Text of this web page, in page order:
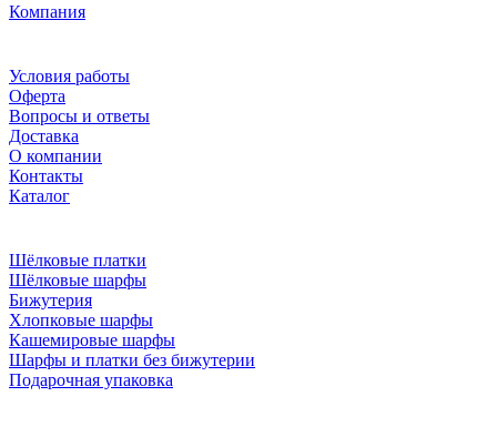
Компания
Условия работы
Оферта
Вопросы и ответы
Доставка
О компании
Контакты
Каталог
Шёлковые платки
Шёлковые шарфы
Бижутерия
Хлопковые шарфы
Кашемировые шарфы
Шарфы и платки без бижутерии
Подарочная упаковка